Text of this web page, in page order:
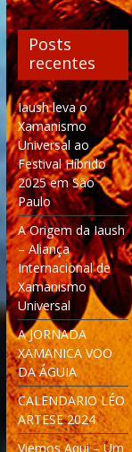
Posts
recentes
Iaush leva o
Xamanismo
Universal ao
Festival Híbrido
2025 em São
Paulo
A Origem da Iaush
– Aliança
Internacional de
Xamanismo
Universal
A JORNADA
XAMANICA VOO
DA ÁGUIA
CALENDARIO LÉO
ARTESE 2024
Viemos Aqui – Um